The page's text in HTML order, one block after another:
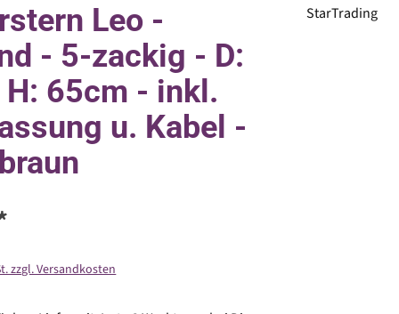
Leo -
- 5-zackig - D:
65cm - inkl.
u. Kabel -
StarTrading
zzgl. Versandkosten